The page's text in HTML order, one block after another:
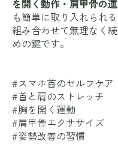
を開く動作・肩甲骨の
も簡単に取り入れられ
組み合わせて無理なく
めの鍵です。
#スマホ首のセルフケア
#首と肩のストレッチ
#胸を開く運動
#肩甲骨エクササイズ
#姿勢改善の習慣